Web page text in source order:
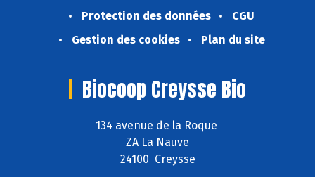
Protection des données
CGU
Gestion des cookies
Plan du site
Biocoop Creysse Bio
134 avenue de la Roque
ZA La Nauve
24100 Creysse